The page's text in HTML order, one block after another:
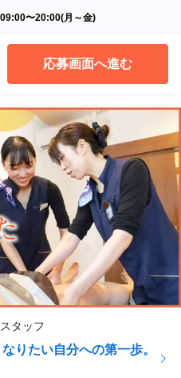
〜20:00(月～金)
応募画面へ進む
スタッフ
りたい自分への第一歩。